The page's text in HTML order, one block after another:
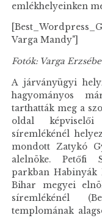
emlékhelyeinken
Varga Mandy"]
Fotók: Varga
A járványügyi
hagyományos
tarthatták meg a
oldal
síremlékénél
mondott Zatykó
alelnöke. Petőfi
parkban Habinyák
Bihar megyei
síremlékénél
templomának